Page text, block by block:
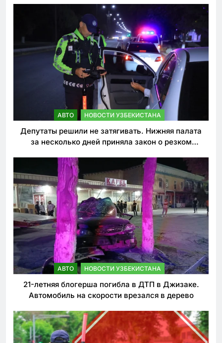
АВТО НОВОСТИ УЗБЕКИСТАНА
Депутаты решили не затягивать. Нижняя палата
за несколько дней приняла закон о резком
АВТО НОВОСТИ УЗБЕКИСТАНА
21-летняя блогерша погибла в ДТП в Джизаке.
Автомобиль на скорости врезался в дерево